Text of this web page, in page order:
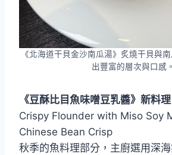
《北海道干貝金沙南瓜湯》炙燒干貝與
出豐富的層次與口感。
《豆酥比目魚味噌豆乳醬》新料理
Crispy Flounder with Miso Soy
Chinese Bean Crisp
秋季的魚料理部分，主廚選用深